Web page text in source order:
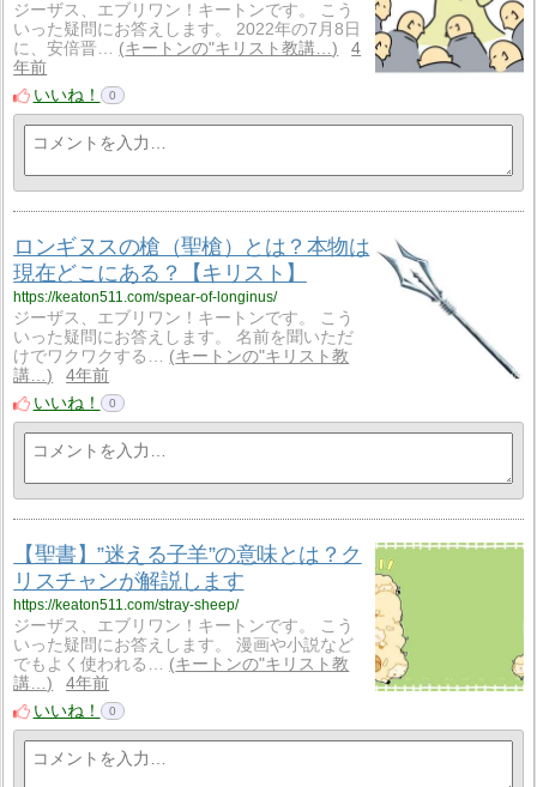
ジーザス、エブリワン！キートンです。 こう
いった疑問にお答えします。 2022年の7月8日
に、安倍晋…
キートンの"キリスト教講…
4
年前
いいね！
0
ロンギヌスの槍（聖槍）とは？本物は
現在どこにある？【キリスト】
https://keaton511.com/spear-of-longinus/
ジーザス、エブリワン！キートンです。 こう
いった疑問にお答えします。 名前を聞いただ
けでワクワクする…
キートンの"キリスト教
講…
4年前
いいね！
0
【聖書】”迷える子羊”の意味とは？ク
リスチャンが解説します
https://keaton511.com/stray-sheep/
ジーザス、エブリワン！キートンです。 こう
いった疑問にお答えします。 漫画や小説など
でもよく使われる…
キートンの"キリスト教
講…
4年前
いいね！
0